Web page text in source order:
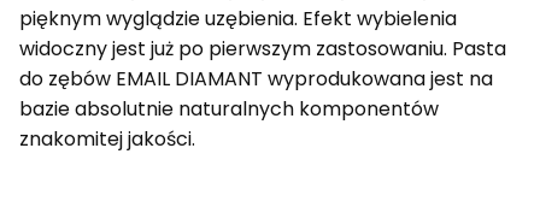
pięknym wyglądzie uzębienia. Efekt wybielenia
widoczny jest już po pierwszym zastosowaniu. Pasta
do zębów EMAIL DIAMANT wyprodukowana jest na
bazie absolutnie naturalnych komponentów
znakomitej jakości.